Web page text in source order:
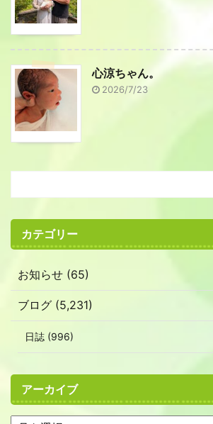
心涼ちゃん。
2026/7/23
カテゴリー
お知らせ (65)
ブログ (5,231)
日誌 (996)
アーカイブ